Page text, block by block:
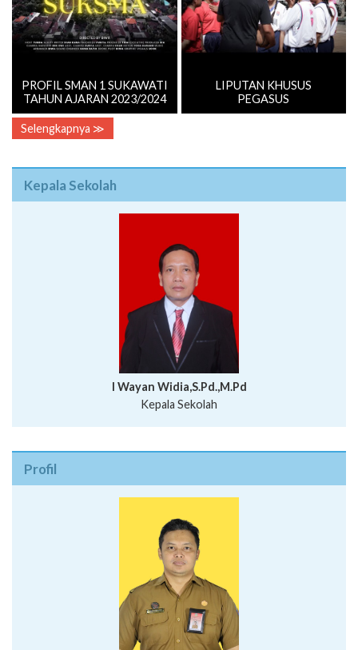
PROFIL SMAN 1 SUKAWATI
TAHUN AJARAN 2023/2024
LIPUTAN KHUSUS
PEGASUS
Selengkapnya ≫
Kepala Sekolah
I Wayan Widia,S.Pd.,M.Pd
Kepala Sekolah
Profil